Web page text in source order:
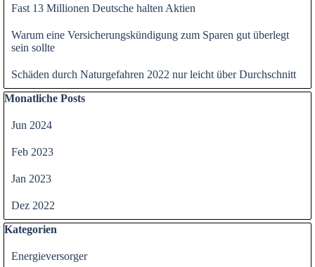
Fast 13 Millionen Deutsche halten Aktien
Warum eine Versicherungskündigung zum Sparen gut überlegt
sein sollte
Schäden durch Naturgefahren 2022 nur leicht über Durchschnitt
Block überspringen Monatliche Posts
Monatliche Posts
Jun 2024
Feb 2023
Jan 2023
Dez 2022
Block überspringen Kategorien
Kategorien
Energieversorger